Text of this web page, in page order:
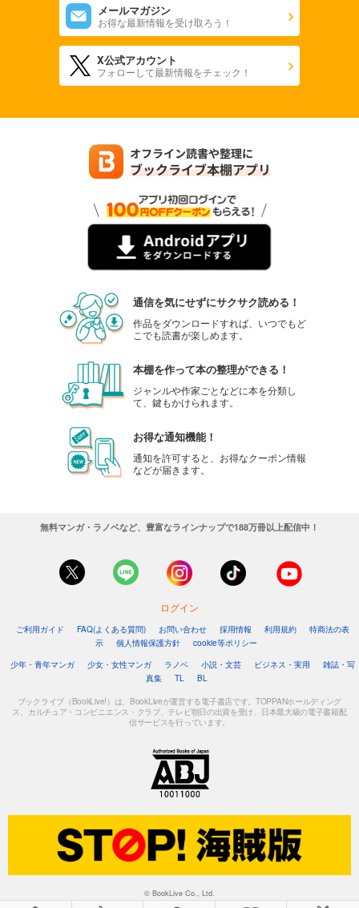
メールマガジン
お得な最新情報を受け取ろう！
X公式アカウント
フォローして最新情報をチェック！
通信を気にせずにサクサク読める！
作品をダウンロードすれば、いつでもど
こでも読書が楽しめます。
本棚を作って本の整理ができる！
ジャンルや作家ごとなどに本を分類し
て、鍵もかけられます。
お得な通知機能！
通知を許可すると、お得なクーポン情報
などが届きます。
無料マンガ・ラノベなど、豊富なラインナップで188万冊以上配信中！
ログイン
ご利用ガイド FAQ(よくある質問) お問い合わせ 採用情報 利用規約
特商法の表
示
個人情報保護方針
cookie等ポリシー
少年・青年マンガ
少女・女性マンガ ラノベ 小説・文芸 ビジネス・実用
雑誌・写
真集
TL BL
ブックライブ（BookLive!）は、BookLiveが運営する電子書店です。TOPPANホールディング
ス、カルチュア・コンビニエンス・クラブ、テレビ朝日の出資を受け、日本最大級の電子書籍配
信サービスを行っています。
© BookLive Co., Ltd.